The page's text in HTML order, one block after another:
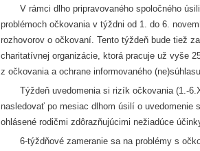
V rámci dlho pripravovaného spoločného
problémoch očkovania v týždni od 1. do 6.
rozhovorov o očkovaní. Tento týždeň bude tiež
charitatívnej organizácie, ktorá pracuje už vyše
z očkovania a ochrane informovaného
Týždeň uvedomenia si rizík očkovania (1.-
nasledovať po mesiac dlhom úsilí o uvedomenie
ohlásené rodičmi zdôrazňujúcimi nežiadúce
6-týždňové zameranie sa na problémy s